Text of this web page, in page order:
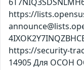
https://
https://security-
14905 Для ОСОН